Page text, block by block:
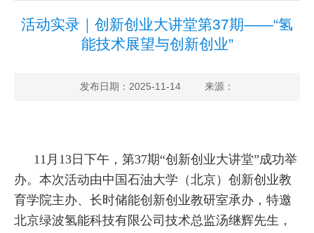
队
心
活动实录｜创新创业大讲堂第37期——“氢
能技术展望与创新创业”
发布日期：2025-11-14 来源：
11月13日下午，第37期“创新创业大讲堂”成功举
办。本次活动由中国石油大学（北京）创新创业教
育学院主办、长时储能创新创业教研室承办，特邀
北京绿波氢能科技有限公司技术总监汤继辉先生，